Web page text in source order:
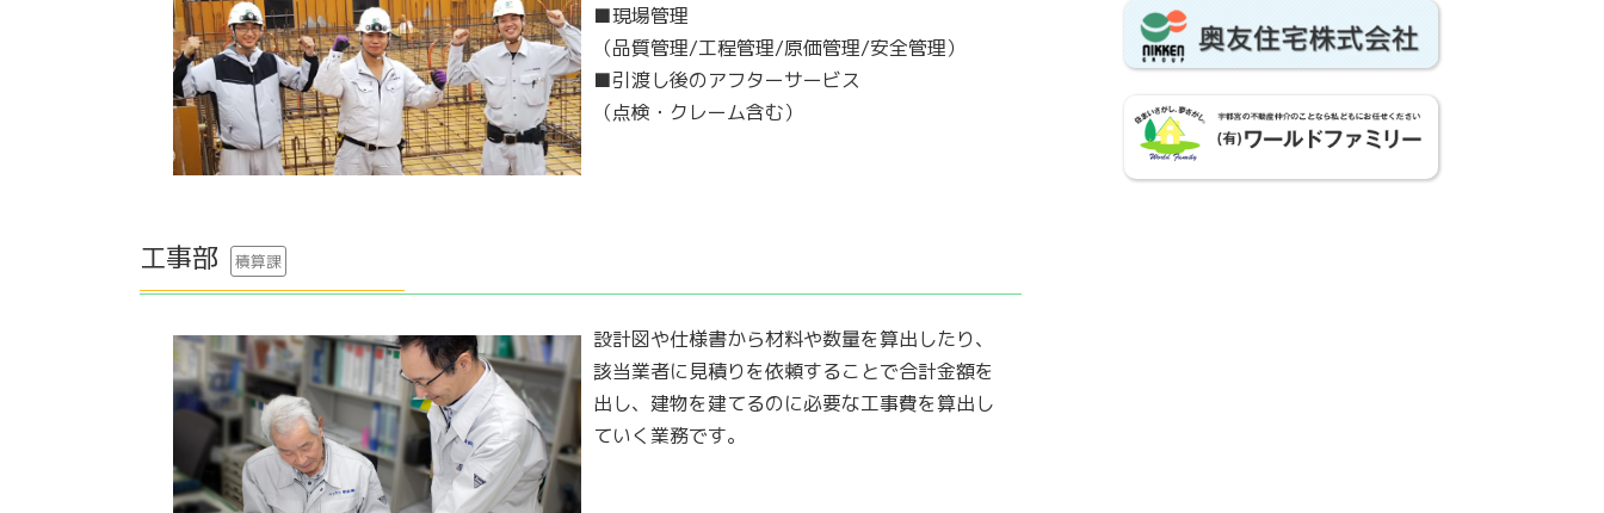
■現場管理
（品質管理/工程管理/原価管理/安全管理）
■引渡し後のアフターサービス
（点検・クレーム含む）
工事部 積算課
設計図や仕様書から材料や数量を算出したり、
該当業者に見積りを依頼することで合計金額を
出し、建物を建てるのに必要な工事費を算出し
ていく業務です。